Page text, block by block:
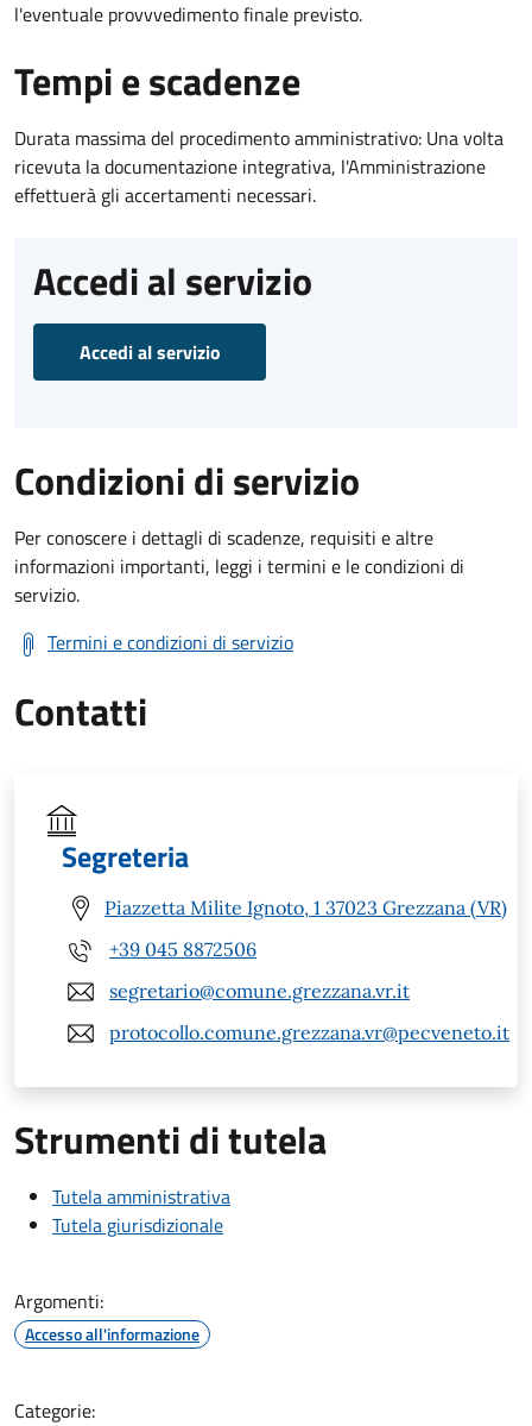
l'eventuale provvvedimento finale previsto.
Tempi e scadenze
Durata massima del procedimento amministrativo: Una volta
ricevuta la documentazione integrativa, l'Amministrazione
effettuerà gli accertamenti necessari.
Accedi al servizio
Accedi al servizio
Condizioni di servizio
Per conoscere i dettagli di scadenze, requisiti e altre
informazioni importanti, leggi i termini e le condizioni di
servizio.
Termini e condizioni di servizio
Contatti
Segreteria
Piazzetta Milite Ignoto, 1 37023 Grezzana (VR)
+39 045 8872506
segretario@comune.grezzana.vr.it
protocollo.comune.grezzana.vr@pecveneto.it
Strumenti di tutela
Tutela amministrativa
Tutela giurisdizionale
Argomenti:
Accesso all'informazione
Categorie: